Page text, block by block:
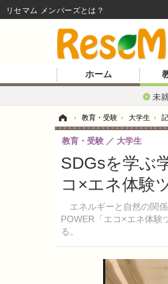
ホーム
未
› 教育・受験 › 大学生 ›
SDGsを学ぶ
コ×エネ体験
エネルギーと自然の関
POWER「エコ×エネ体験
る。
教育・受験 大学生
リセマム メンバーズ